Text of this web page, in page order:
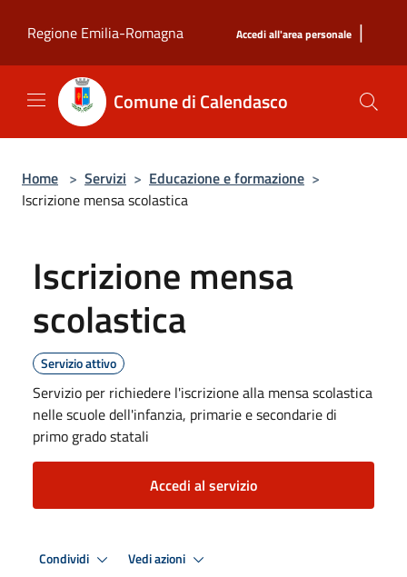
Regione Emilia-Romagna
Accedi all'area personale |
Comune di Calendasco
Home > Servizi > Educazione e formazione >
Iscrizione mensa scolastica
Iscrizione mensa
scolastica
Servizio attivo
Servizio per richiedere l'iscrizione alla mensa scolastica
nelle scuole dell'infanzia, primarie e secondarie di
primo grado statali
Accedi al servizio
Condividi Vedi azioni